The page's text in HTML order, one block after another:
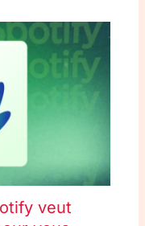
veut